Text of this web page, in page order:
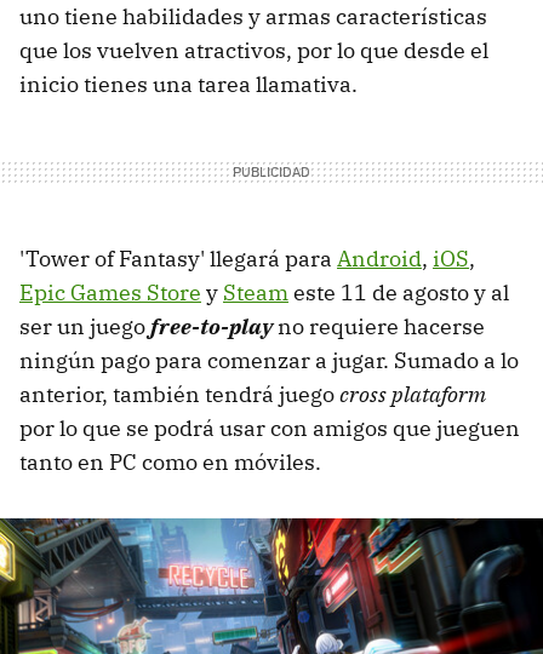
uno tiene habilidades y armas características
que los vuelven atractivos, por lo que desde el
inicio tienes una tarea llamativa.
'Tower of Fantasy' llegará para Android, iOS,
Epic Games Store y Steameste 11 de agosto y al
ser un juegofree-to-play no requiere hacerse
ningún pago para comenzar a jugar. Sumado a lo
anterior, también tendrá juegocross plataform
por lo que se podrá usar con amigos que jueguen
tanto en PC como en móviles.